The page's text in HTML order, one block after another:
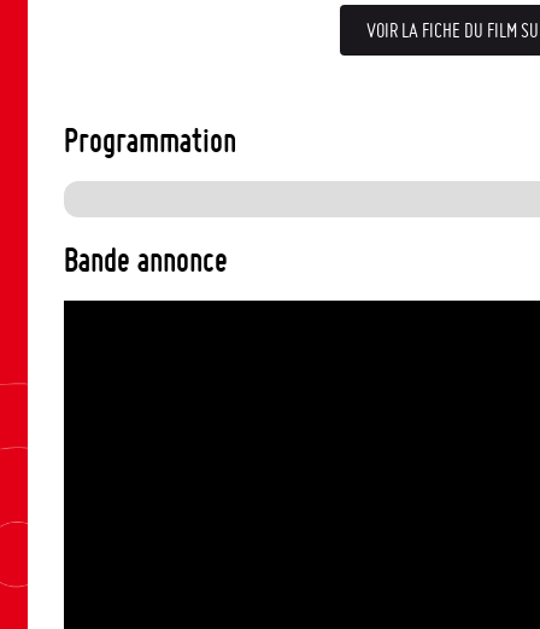
VOIR LA FICHE DU FILM
Programmation
Bande annonce